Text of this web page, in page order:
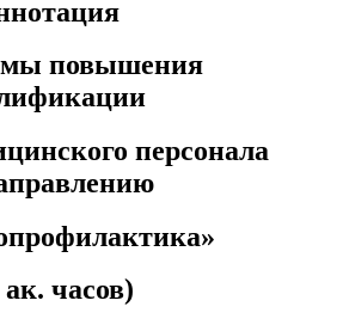
дисциплины в
и медицинские
и педагогические
и социальная работа
повышения
персонала
»
ак. часов)